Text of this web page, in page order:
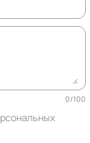
0/100